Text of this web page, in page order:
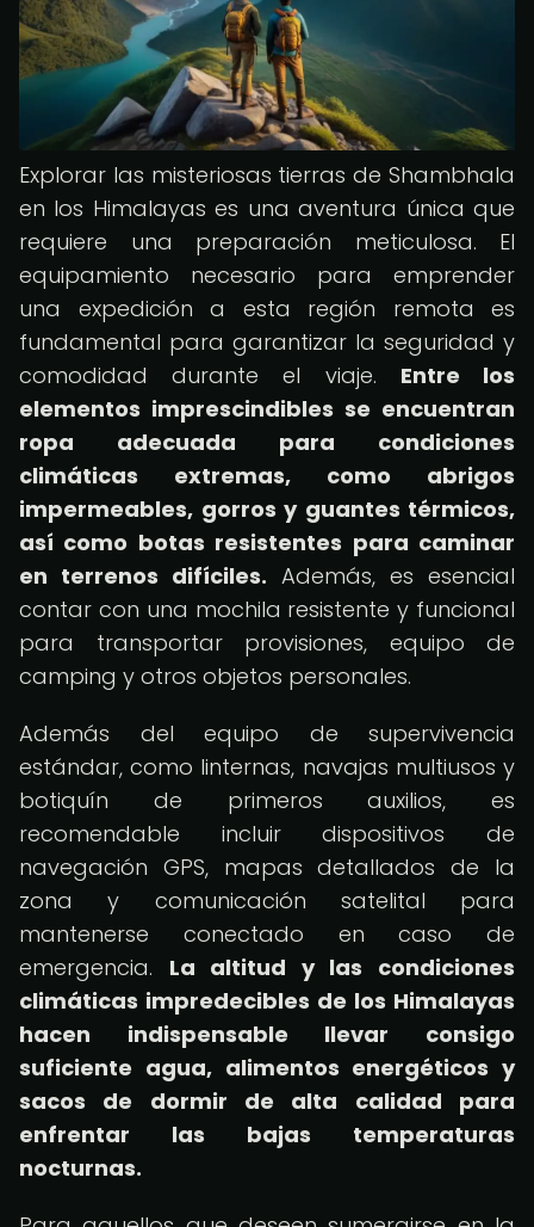
Explorar las misteriosas tierras de Shambhala
en los Himalayas es una aventura única que
requiere una preparación meticulosa. El
equipamiento necesario para emprender
una expedición a esta región remota es
fundamental para garantizar la seguridad y
comodidad durante el viaje. Entre los
elementos imprescindibles se encuentran
ropa adecuada para condiciones
climáticas extremas, como abrigos
impermeables, gorros y guantes térmicos,
así como botas resistentes para caminar
en terrenos difíciles. Además, es esencial
contar con una mochila resistente y funcional
para transportar provisiones, equipo de
camping y otros objetos personales.
Además del equipo de supervivencia
estándar, como linternas, navajas multiusos y
botiquín de primeros auxilios, es
recomendable incluir dispositivos de
navegación GPS, mapas detallados de la
zona y comunicación satelital para
mantenerse conectado en caso de
emergencia. La altitud y las condiciones
climáticas impredecibles de los Himalayas
hacen indispensable llevar consigo
suficiente agua, alimentos energéticos y
sacos de dormir de alta calidad para
enfrentar las bajas temperaturas
nocturnas.